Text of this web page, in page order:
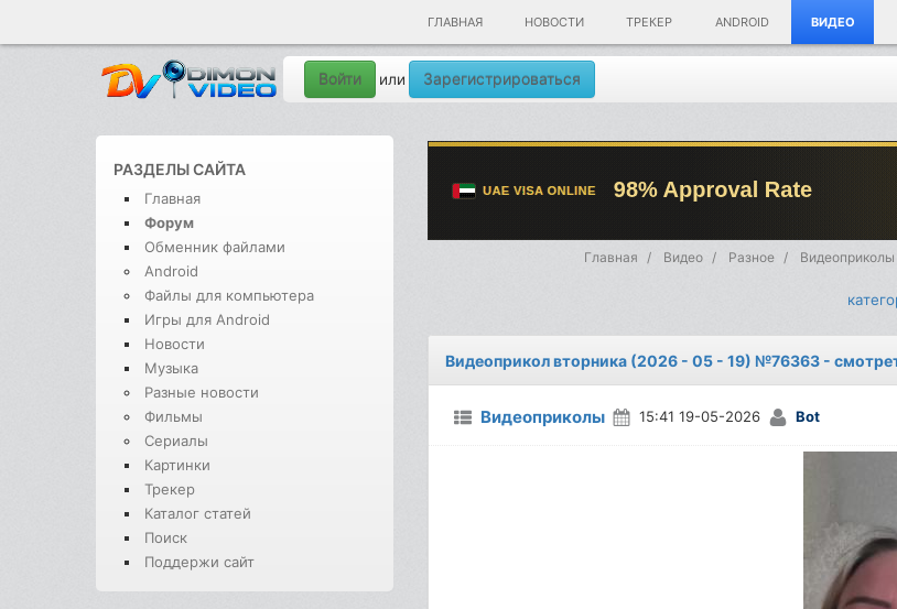
ГЛАВНАЯ НОВОСТИ ТРЕКЕР ANDROID ВИДЕО
Войти или Зарегистрироваться
РАЗДЕЛЫ САЙТА
Главная
Форум
Обменник файлами
Android
Файлы для компьютера
Игры для Android
Новости
Музыка
Разные новости
Фильмы
Сериалы
Картинки
Трекер
Каталог статей
Поиск
Поддержи сайт
Главная Видео Разное Видеоприколы
Видеоприкол вторника (2026 - 05 - 19) №76363 -
Видеоприколы 15:41 19-05-2026 Bot